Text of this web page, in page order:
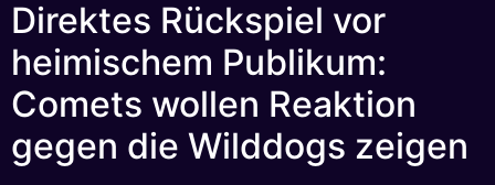
Direktes Rückspiel vor
heimischem Publikum:
Comets wollen Reaktion
gegen die Wilddogs zeigen